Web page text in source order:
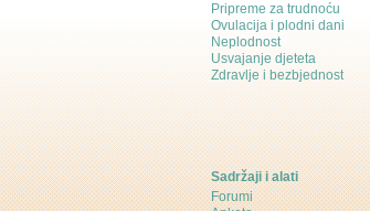
Pripreme za trudnoću
Ovulacija i plodni dani
Neplodnost
Usvajanje djeteta
Zdravlje i bezbjednost
Sadržaji i alati
Forumi